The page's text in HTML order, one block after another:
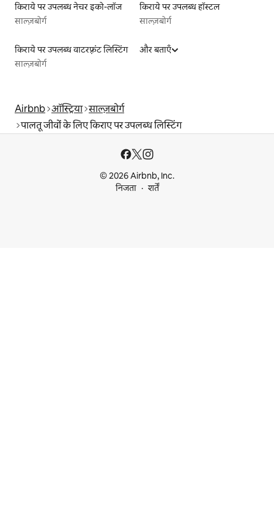
किराये पर उपलब्ध नेचर इको-लॉज
साल्ज़बोर्ग
किराये पर उपलब्ध हॉस्टल
साल्ज़बोर्ग
किराये पर उपलब्ध वाटरफ़्रंट लिस्टिंग
साल्ज़बोर्ग
और बताएँ
Airbnb ऑस्ट्रिया साल्ज़बोर्ग
पालतू जीवों के लिए किराए पर उपलब्ध लिस्टिंग
© 2026 Airbnb, Inc.
निजता
शर्तें